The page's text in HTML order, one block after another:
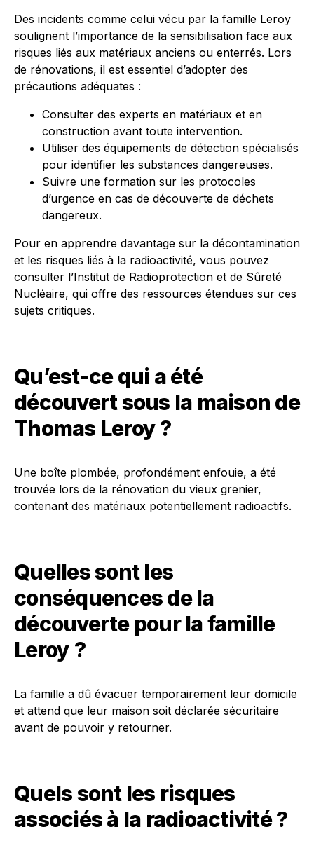
Des incidents comme celui vécu par la famille Leroy
soulignent l’importance de la sensibilisation face aux
risques liés aux matériaux anciens ou enterrés. Lors
de rénovations, il est essentiel d’adopter des
précautions adéquates :
Consulter des experts en matériaux et en
construction avant toute intervention.
Utiliser des équipements de détection spécialisés
pour identifier les substances dangereuses.
Suivre une formation sur les protocoles
d’urgence en cas de découverte de déchets
dangereux.
Pour en apprendre davantage sur la décontamination
et les risques liés à la radioactivité, vous pouvez
consulter l’Institut de Radioprotection et de Sûreté
Nucléaire, qui offre des ressources étendues sur ces
sujets critiques.
Qu’est-ce qui a été
découvert sous la maison de
Thomas Leroy ?
Une boîte plombée, profondément enfouie, a été
trouvée lors de la rénovation du vieux grenier,
contenant des matériaux potentiellement radioactifs.
Quelles sont les
conséquences de la
découverte pour la famille
Leroy ?
La famille a dû évacuer temporairement leur domicile
et attend que leur maison soit déclarée sécuritaire
avant de pouvoir y retourner.
Quels sont les risques
associés à la radioactivité ?